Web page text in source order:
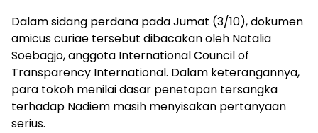
Dalam sidang perdana pada Jumat (3/10), dokumen
amicus curiae tersebut dibacakan oleh Natalia
Soebagjo, anggota International Council of
Transparency International. Dalam keterangannya,
para tokoh menilai dasar penetapan tersangka
terhadap Nadiem masih menyisakan pertanyaan
serius.